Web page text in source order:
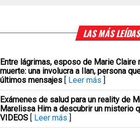
LAS MÁS
Entre lágrimas, esposo de Marie
muerte: una involucra a Ilan, persona
últimos mensajes [ Leer más ]
Exámenes de salud para un reality de
Marelissa Him a descubrir un misterio
VIDEOS [ Leer más ]